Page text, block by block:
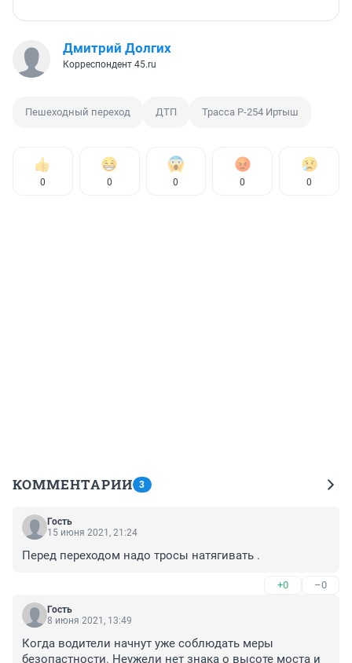
Дмитрий Долгих
Корреспондент 45.ru
Пешеходный переход ДТП Трасса Р-254 Иртыш
0 0 0 0 0
КОММЕНТАРИИ 3
Гость
15 июня 2021, 21:24
Перед переходом надо тросы натягивать .
+0 –0
Гость
8 июня 2021, 13:49
Когда водители начнут уже соблюдать меры
безопастности. Неужели нет знака о высоте моста и